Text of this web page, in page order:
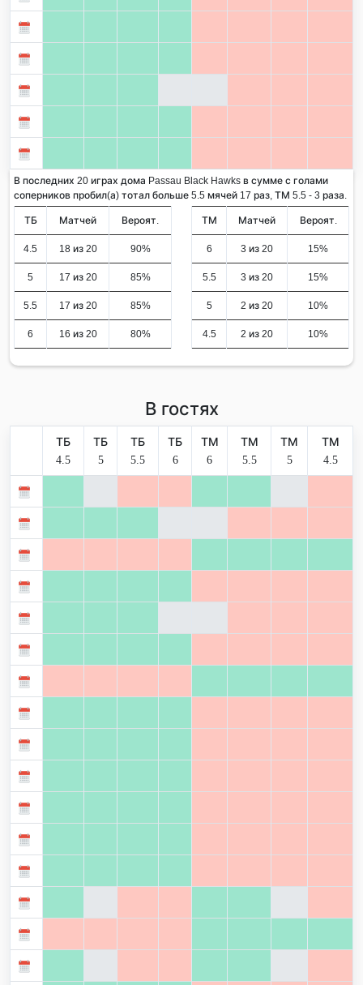
В последних 20 играх дома Passau Black Hawks в сумме с голами
соперников пробил(а) тотал больше 5.5 мячей 17 раз, ТМ 5.5 - 3 раза.
ТБ Матчей Вероят.
4.5 18 из 20 90%
5 17 из 20 85%
5.5 17 из 20 85%
6 16 из 20 80%
ТМ Матчей Вероят.
6 3 из 20 15%
5.5 3 из 20 15%
5 2 из 20 10%
4.5 2 из 20 10%
В гостях
ТБ
4.5
ТБ
5
ТБ
5.5
ТБ
6
ТМ
6
ТМ
5.5
ТМ
5
ТМ
4.5